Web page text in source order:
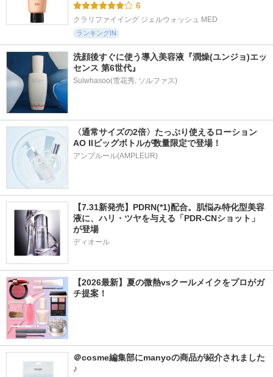
6
クラリファイイング ジェルウォッシュ MED
ランキングIN
洗顔後すぐに使う導入美容液『潤燥(ユンジョ)エッ
センス 第6世代』
〈通常サイズの2倍〉たっぷり使えるローション
AO IIビッグボトルが数量限定で登場！
アンプルール(AMPLEUR)
【7.31新発売】PDRN(*1)配合。肌悩み特化型美容
液に、ハリ・ツヤを与える「PDR-CNショット」
が登場
ディオール
【2026最新】夏の微熱vsクールメイクをプロがガ
チ提案！
＠cosme編集部にmanyoの商品が紹介されました
♪